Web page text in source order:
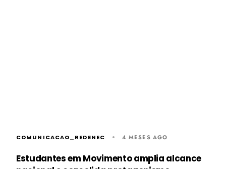
COMUNICACAO_REDENEC 4 MESES AGO
Estudantes em Movimento amplia alcance